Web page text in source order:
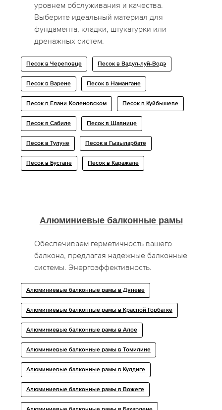
уровнем обслуживания и качества.
Выберите идеальный материал для
фундамента, кладки, штукатурки или
дренажных систем.
Песок в Череповце Песок в Вадул-луй-Водэ
Песок в Варене Песок в Намангане
Песок в Елани-Коленовском Песок в Куйбышеве
Песок в Сабиле Песок в Щавнице
Песок в Тулуне Песок в Гызыларбате
Песок в Бустане Песок в Каражале
Алюминиевые балконные рамы
Обеспечиваем герметичность вашего
балкона, предлагая надежные балконные
системы. Энергоэффективность.
Алюминиевые балконные рамы в Дяневе
Алюминиевые балконные рамы в Красной Горбатке
Алюминиевые балконные рамы в Алое
Алюминиевые балконные рамы в Томилине
Алюминиевые балконные рамы в Кулдиге
Алюминиевые балконные рамы в Вожеге